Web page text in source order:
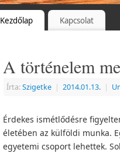
Kezdőlap Kapcsolat
A történelem
Írta:Szigetke | 2014.01.13. |
Érdekes ismétlődésre
életében az külföldi munka.
egyetemi csoport lehettek.